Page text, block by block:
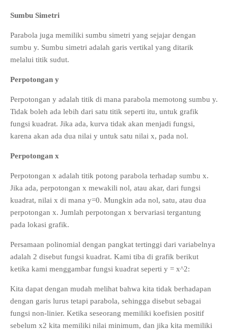
Sumbu Simetri
Parabola juga memiliki sumbu simetri yang sejajar dengan
sumbu y. Sumbu simetri adalah garis vertikal yang ditarik
melalui titik sudut.
Perpotongan y
Perpotongan y adalah titik di mana parabola memotong sumbu y.
Tidak boleh ada lebih dari satu titik seperti itu, untuk grafik
fungsi kuadrat. Jika ada, kurva tidak akan menjadi fungsi,
karena akan ada dua nilai y untuk satu nilai x, pada nol.
Perpotongan x
Perpotongan x adalah titik potong parabola terhadap sumbu x.
Jika ada, perpotongan x mewakili nol, atau akar, dari fungsi
kuadrat, nilai x di mana y=0. Mungkin ada nol, satu, atau dua
perpotongan x. Jumlah perpotongan x bervariasi tergantung
pada lokasi grafik.
Persamaan polinomial dengan pangkat tertinggi dari variabelnya
adalah 2 disebut fungsi kuadrat. Kami tiba di grafik berikut
ketika kami menggambar fungsi kuadrat seperti y = x^2:
Kita dapat dengan mudah melihat bahwa kita tidak berhadapan
dengan garis lurus tetapi parabola, sehingga disebut sebagai
fungsi non-linier. Ketika seseorang memiliki koefisien positif
sebelum x2 kita memiliki nilai minimum, dan jika kita memiliki